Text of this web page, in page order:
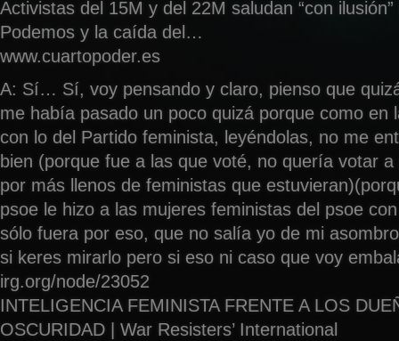
Activistas del 15M y del 22M saludan “con
Podemos y la caída del…
www.cuartopoder.es
A: Sí… Sí, voy pensando y claro, pienso que
me había pasado un poco quizá porque como en
con lo del Partido feminista, leyéndolas, no me
bien (porque fue a las que voté, no quería votar
por más llenos de feministas que
psoe le hizo a las mujeres feministas del psoe
sólo fuera por eso, que no salía yo de mi
si keres mirarlo pero si eso ni caso que voy
irg.org/node/23052
INTELIGENCIA FEMINISTA FRENTE A LOS
OSCURIDAD | War Resisters’ International